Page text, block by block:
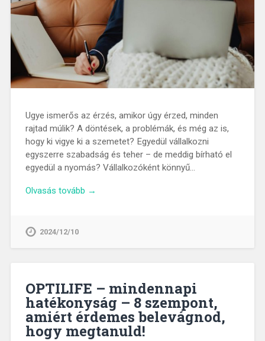
Ugye ismerős az érzés, amikor úgy érzed, minden
rajtad múlik? A döntések, a problémák, és még az is,
hogy ki vigye ki a szemetet? Egyedül vállalkozni
egyszerre szabadság és teher – de meddig bírható el
egyedül a nyomás? Vállalkozóként könnyű…
Olvasás tovább →
2024/12/10
OPTILIFE – mindennapi
hatékonyság – 8 szempont,
amiért érdemes belevágnod,
hogy megtanuld!